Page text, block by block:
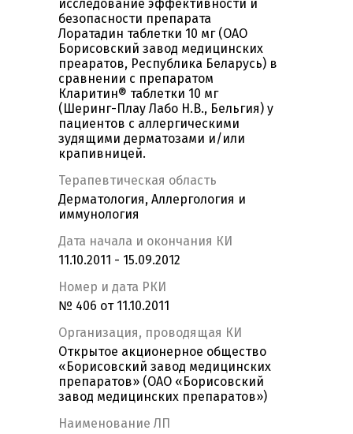
исследование эффективности и
безопасности препарата
Лоратадин таблетки 10 мг (ОАО
Борисовский завод медицинских
преаратов, Республика Беларусь) в
сравнении с препаратом
Кларитин® таблетки 10 мг
(Шеринг-Плау Лабо Н.В., Бельгия) у
пациентов с аллергическими
зудящими дерматозами и/или
крапивницей.
Терапевтическая область
Дерматология, Аллергология и
иммунология
Дата начала и окончания КИ
11.10.2011 - 15.09.2012
Номер и дата РКИ
№ 406 от 11.10.2011
Организация, проводящая КИ
Открытое акционерное общество
«Борисовский завод медицинских
препаратов» (ОАО «Борисовский
завод медицинских препаратов»)
Наименование ЛП